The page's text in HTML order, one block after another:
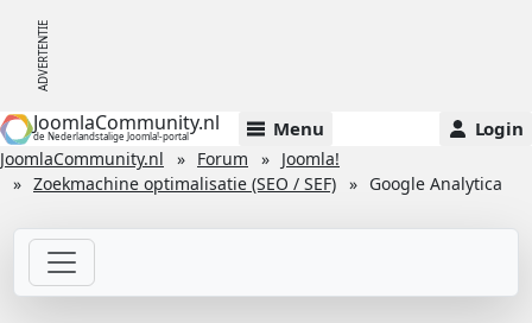
JoomlaCommunity.nl
de Nederlandstalige Joomla!-portal Menu Login
JoomlaCommunity.nl Forum
Joomla!
Zoekmachine optimalisatie (SEO / SEF)
Google Analytica